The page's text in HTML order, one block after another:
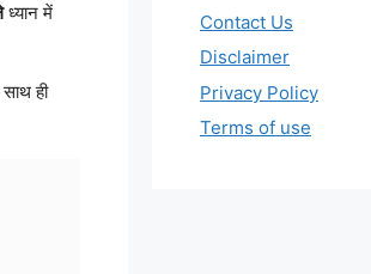
ध्यान में
ही
Contact Us
Disclaimer
Privacy Policy
Terms of use